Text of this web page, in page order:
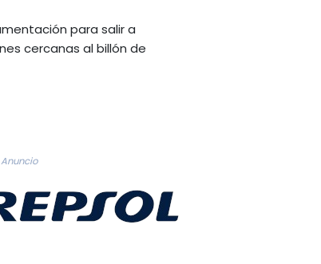
para salir a
cercanas al billón de
Anuncio